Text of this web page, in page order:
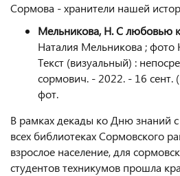
Сормова - хранители нашей
Мельникова, Н. С любовью
Наталия Мельникова ; фото
Текст (визуальный) :
сормович. - 2022. - 16
фот.
В рамках декады ко Дню знаний
всех библиотеках Сормовского
взрослое население, для
студентов техникумов прошла